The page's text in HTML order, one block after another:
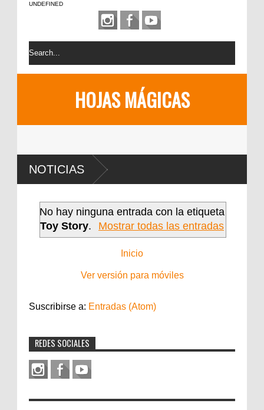
UNDEFINED
HOJAS MÁGICAS
NOTICIAS
No hay ninguna entrada con la etiqueta
Toy Story. Mostrar todas las entradas
Inicio
Ver versión para móviles
Suscribirse a: Entradas (Atom)
REDES SOCIALES